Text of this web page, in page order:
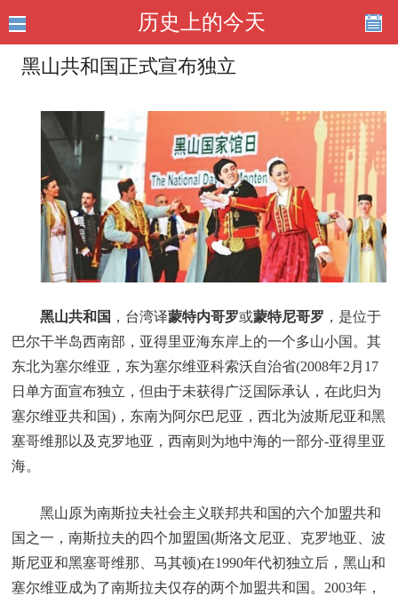
历史上的今天
黑山共和国正式宣布独立
黑山共和国 ，台湾译蒙特内哥罗或蒙特尼哥罗 ，是位于
巴尔干半岛西南部，亚得里亚海东岸上的一个多山小国。其
东北为塞尔维亚，东为塞尔维亚科索沃自治省(2008年2月17
日单方面宣布独立，但由于未获得广泛国际承认，在此归为
塞尔维亚共和国)，东南为阿尔巴尼亚，西北为波斯尼亚和黑
塞哥维那以及克罗地亚，西南则为地中海的一部分-亚得里亚
海。
黑山原为南斯拉夫社会主义联邦共和国的六个加盟共和
国之一，南斯拉夫的四个加盟国(斯洛文尼亚、克罗地亚、波
斯尼亚和黑塞哥维那、马其顿)在1990年代初独立后，黑山和
塞尔维亚成为了南斯拉夫仅存的两个加盟共和国。2003年，